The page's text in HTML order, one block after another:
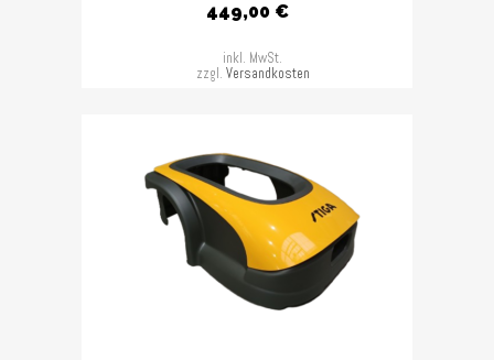
449,00 €
inkl. MwSt.
zzgl. Versandkosten